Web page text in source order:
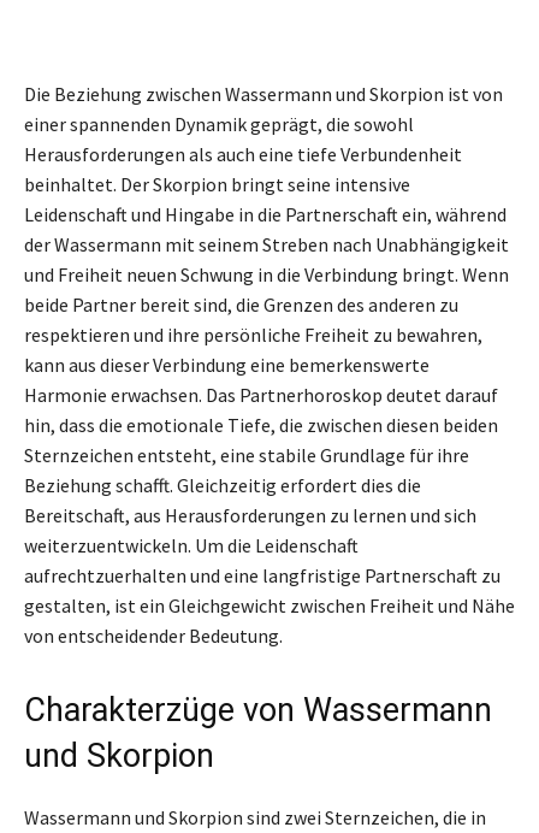
Die Beziehung zwischen Wassermann und Skorpion ist von
einer spannenden Dynamik geprägt, die sowohl
Herausforderungen als auch eine tiefe Verbundenheit
beinhaltet. Der Skorpion bringt seine intensive
Leidenschaft und Hingabe in die Partnerschaft ein, während
der Wassermann mit seinem Streben nach Unabhängigkeit
und Freiheit neuen Schwung in die Verbindung bringt. Wenn
beide Partner bereit sind, die Grenzen des anderen zu
respektieren und ihre persönliche Freiheit zu bewahren,
kann aus dieser Verbindung eine bemerkenswerte
Harmonie erwachsen. Das Partnerhoroskop deutet darauf
hin, dass die emotionale Tiefe, die zwischen diesen beiden
Sternzeichen entsteht, eine stabile Grundlage für ihre
Beziehung schafft. Gleichzeitig erfordert dies die
Bereitschaft, aus Herausforderungen zu lernen und sich
weiterzuentwickeln. Um die Leidenschaft
aufrechtzuerhalten und eine langfristige Partnerschaft zu
gestalten, ist ein Gleichgewicht zwischen Freiheit und Nähe
von entscheidender Bedeutung.
Charakterzüge von Wassermann
und Skorpion
Wassermann und Skorpion sind zwei Sternzeichen, die in